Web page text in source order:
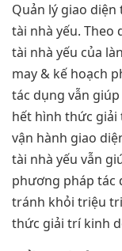
Quản lý giao
tài nhà yếu.
tài nhà yếu của
may & kế hoạch
tác dụng vẫn
hết hình thức giải
vận hành giao
tài nhà yếu vẫn
phương pháp tác
tránh khỏi triệu
thức giải trí kinh